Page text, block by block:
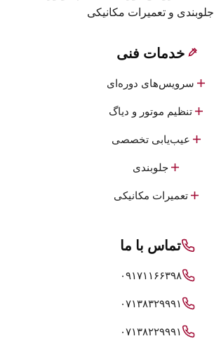
جلوبندی و تعمیرات مکانیکی
خدمات فنی
سرویس‌های دوره‌ای
تنظیم موتور و دیاگ
عیب‌یابی تخصصی
جلوبندی
تعمیرات مکانیکی
تماس با ما
۰۹۱۷۱۱۶۶۳۹۸
۰۷۱۳۸۳۲۹۹۹۱
۰۷۱۳۸۲۲۹۹۹۱